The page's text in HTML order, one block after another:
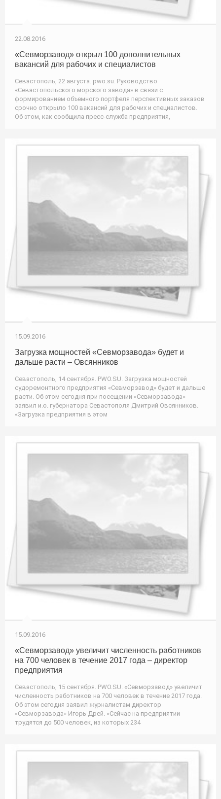
22.08.2016
«Севморзавод» открыл 100 дополнительных
вакансий для рабочих и специалистов
Севастополь, 22 августа. pwo.su. Руководство
«Севастопольского морского завода» в связи с
формированием объемного портфеля перспективных заказов
срочно открыло 100 вакансий для рабочих и специалистов.
Об этом, как сообщила пресс-служба предприятия,
15.09.2016
Загрузка мощностей «Севморзавода» будет и
дальше расти – Овсянников
Севастополь, 14 сентября. PWO.SU. Загрузка мощностей
судоремонтного предприятия «Севморзавод» будет и дальше
расти. Об этом сегодня при посещении «Севморзавода»
заявил и.о. губернатора Севастополя Дмитрий Овсянников.
«Загрузка предприятия в этом
15.09.2016
«Севморзавод» увеличит численность работников
на 700 человек в течение 2017 года – директор
предприятия
Севастополь, 15 сентября. PWO.SU. «Севморзавод» увеличит
численность работников на 700 человек в течение 2017 года.
Об этом сегодня заявил журналистам директор
«Севморзавода» Игорь Дрей. «Сейчас на предприятии
трудятся до 500 человек, из которых 234